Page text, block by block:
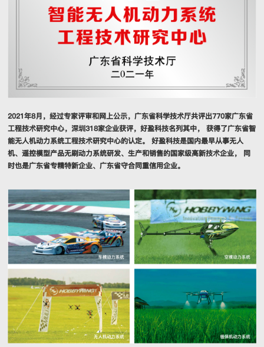
2021年8月，经过专家评审和网上公示，广东省科学技术厅共评出770家广东省
工程技术研究中心，深圳318家企业获评，好盈科技名列其中， 获得了广东省智
能无人机动力系统工程技术研究中心的认定。 好盈科技是国内最早从事无人
机、遥控模型产品无刷动力系统研发、生产和销售的国家级高新技术企业， 同
时也是广东省专精特新企业、广东省守合同重信用企业。